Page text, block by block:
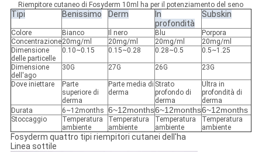
Riempitore cutaneo di Fosyderm 10ml ha per il potenziamento del seno
Tipi Benissimo Derm
In
profondità
Subskin
Colore Bianco Il nero Blu
Porpora
Concentrazione20mg/ml 20mg/ml 20mg/ml
20mg/ml
Dimensione
delle particelle
0.10~0.15 0.15~0.28 0.28~0.5 0.5~1.25
Dimensione
dell'ago
30G 27G 26G 23G
Dove iniettare
Parte
superiore di
derma
Parte media di
derma
Strato
profondo di
derma
Ultra in
profondità di
derma
Durata
6~12months 6~12months6~12months6~12months
Stoccaggio
Temperatura
ambiente
Temperatura
ambiente
Temperatura
ambiente
Temperatura
ambiente
Fosyderm quattro tipi riempitori cutanei dell'ha
Linea sottile